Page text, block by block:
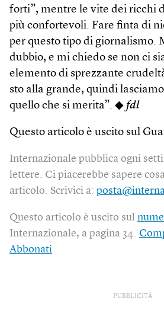
forti”, mentre le vite dei ricchi
più confortevoli. Fare finta di
per questo tipo di giornalismo.
dubbio, e mi chiedo se non ci
elemento di sprezzante
sto alla grande, quindi
quello che si merita”. ◆ fdl
Questo articolo è uscito sul
Internazionale pubblica ogni
lettere. Ci piacerebbe sapere
articolo. Scrivici a:
Questo articolo è uscito sul
Internazionale, a pagina 34.
Abbonati
PUBBLICITÀ